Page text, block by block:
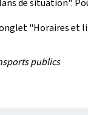
de situation".
"Horaires et
publics